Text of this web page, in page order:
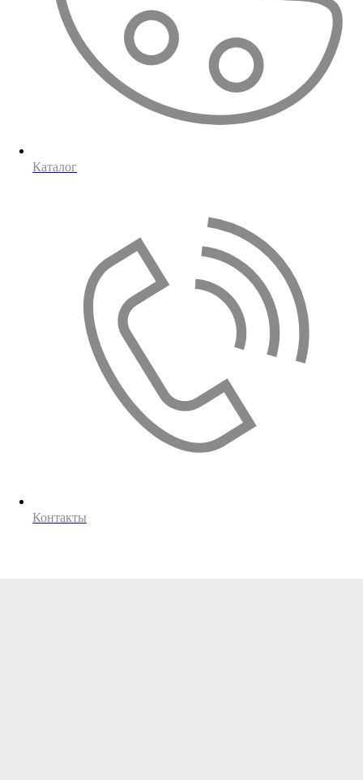
Каталог
Контакты